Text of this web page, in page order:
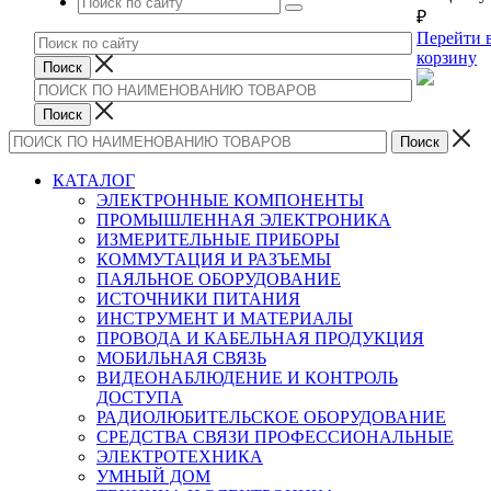
₽
Перейти
корзину
КАТАЛОГ
ЭЛЕКТРОННЫЕ КОМПОНЕНТЫ
ПРОМЫШЛЕННАЯ ЭЛЕКТРОНИКА
ИЗМЕРИТЕЛЬНЫЕ ПРИБОРЫ
КОММУТАЦИЯ И РАЗЪЕМЫ
ПАЯЛЬНОЕ ОБОРУДОВАНИЕ
ИСТОЧНИКИ ПИТАНИЯ
ИНСТРУМЕНТ И МАТЕРИАЛЫ
ПРОВОДА И КАБЕЛЬНАЯ ПРОДУКЦИЯ
МОБИЛЬНАЯ СВЯЗЬ
ВИДЕОНАБЛЮДЕНИЕ И КОНТРОЛЬ
ДОСТУПА
РАДИОЛЮБИТЕЛЬСКОЕ ОБОРУДОВАНИЕ
СРЕДСТВА СВЯЗИ ПРОФЕССИОНАЛЬНЫЕ
ЭЛЕКТРОТЕХНИКА
УМНЫЙ ДОМ